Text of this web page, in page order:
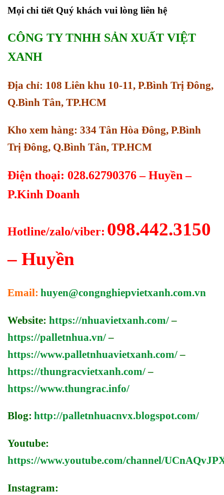
Mọi chi tiết Quý khách vui lòng liên hệ
CÔNG TY TNHH SẢN XUẤT VIỆT
XANH
Địa chỉ: 108 Liên khu 10-11, P.Bình Trị Đông,
Q.Bình Tân, TP.HCM
Kho xem hàng: 334 Tân Hòa Đông, P.Bình
Trị Đông, Q.Bình Tân, TP.HCM
Điện thoại: 028.62790376 – Huyền –
P.Kinh Doanh
Hotline/zalo/viber: 098.442.3150
– Huyền
Email: huyen@congnghiepvietxanh.com.vn
Website: https://nhuavietxanh.com/–
https://palletnhua.vn/–
https://www.palletnhuavietxanh.com/–
https://thungracvietxanh.com/–
https://www.thungrac.info/
Blog: http://palletnhuacnvx.blogspot.com/
Youtube:
https://www.youtube.com/channel/
Instagram: